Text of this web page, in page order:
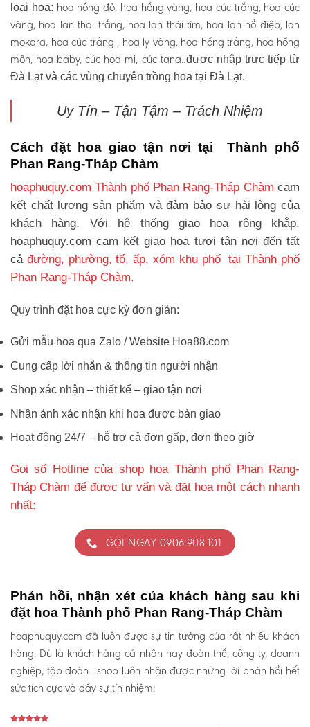
loại hoa: hoa hồng đỏ, hoa hồng vàng, hoa cúc trắng, hoa cúc
vàng, hoa lan thái trắng, hoa lan thái tím, hoa lan hồ điệp, lan
mokara, hoa cúc trắng , hoa ly vàng, hoa hồng trắng, hoa hồng
môn, hoa baby, cúc họa mi, cúc tana..được nhập trực tiếp từ
Đà Lạt và các vùng chuyên trồng hoa tại Đà Lạt.
Uy Tín – Tận Tậm – Trách Nhiệm
Cách đặt hoa giao tận nơi tại Thành phố
Phan Rang-Tháp Chàm
hoaphuquy.com Thành phố Phan Rang-Tháp Chàm cam
kết chất lượng sản phẩm và đảm bảo sự hài lòng của
khách hàng. Với hệ thống giao hoa rộng khắp,
hoaphuquy.com cam kết giao hoa tươi tận nơi đến tất
cả đường, phường, tổ, ấp, xóm khu phố tại Thành phố
Phan Rang-Tháp Chàm.
Quy trình đặt hoa cực kỳ đơn giản:
Gửi mẫu hoa qua Zalo / Website Hoa88.com
Cung cấp lời nhắn & thông tin người nhận
Shop xác nhận – thiết kế – giao tận nơi
Nhận ảnh xác nhận khi hoa được bàn giao
Hoạt động 24/7 – hỗ trợ cả đơn gấp, đơn theo giờ
Gọi số Hotline của shop hoa Thành phố Phan Rang-
Tháp Chàm để được tư vấn và đặt hoa một cách nhanh
nhất:
GỌI NGAY 0906.908.101
Phản hồi, nhận xét của khách hàng sau khi
đặt hoa Thành phố Phan Rang-Tháp Chàm
hoaphuquy.com đã luôn được sự tin tưởng của rất nhiều khách
hàng. Dù là khách hàng cá nhân hay đoàn thể, công ty, doanh
nghiệp, tập đoàn…shop luôn nhận được những lời phản hồi hết
sức tích cực và đầy sự tín nhiệm: